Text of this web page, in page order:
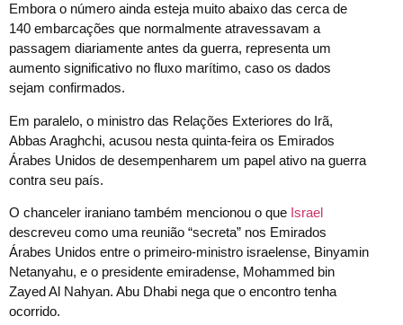
Embora o número ainda esteja muito abaixo das cerca de
140 embarcações que normalmente atravessavam a
passagem diariamente antes da guerra, representa um
aumento significativo no fluxo marítimo, caso os dados
sejam confirmados.
Em paralelo, o ministro das Relações Exteriores do Irã,
Abbas Araghchi, acusou nesta quinta-feira os Emirados
Árabes Unidos de desempenharem um papel ativo na guerra
contra seu país.
O chanceler iraniano também mencionou o que Israel
descreveu como uma reunião “secreta” nos Emirados
Árabes Unidos entre o primeiro-ministro israelense, Binyamin
Netanyahu, e o presidente emiradense, Mohammed bin
Zayed Al Nahyan. Abu Dhabi nega que o encontro tenha
ocorrido.